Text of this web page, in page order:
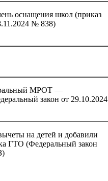
оснащения школ (приказ
№ 838)
МРОТ —
закон от 29.10.2024
на детей и добавили
ГТО (Федеральный закон